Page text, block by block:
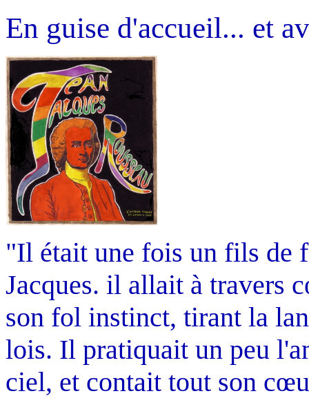
En guise d'accueil... et
"Il était une fois un fils de
Jacques. il allait à travers
son fol instinct, tirant la
lois. Il pratiquait un peu
ciel, et contait tout son